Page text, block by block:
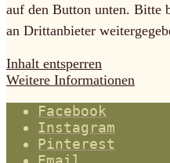
auf den Button unten. Bitte
an Drittanbieter
Inhalt entsperren
Weitere Informationen
Facebook
Instagram
Pinterest